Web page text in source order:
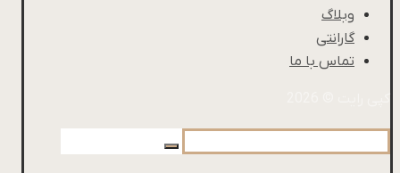
وبلاگ
گارانتی
تماس با ما